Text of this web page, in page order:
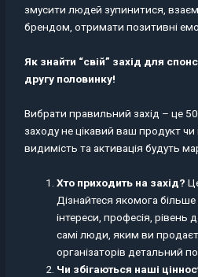
змусити людей зупинитися,
брендом, отримати позитивні
Як знайти “свій” захід для
другу половинку!
Вибрати правильний захід – це
заходу не цікавий ваш продукт
видимість та активація будуть
Хто приходить на захід?
Дізнайтеся якомога більше
інтереси, професія, рівень
самі люди, яким ви
організаторів детальний
Чи збігаються наші